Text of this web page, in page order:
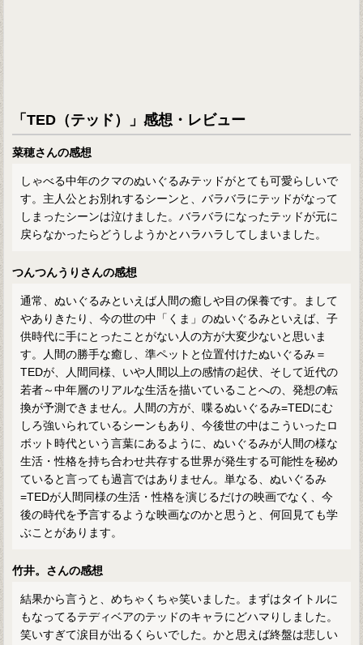
「TED（テッド）」感想・レビュー
菜穂さんの感想
しゃべる中年のクマのぬいぐるみテッドがとても可愛らしいで
す。主人公とお別れするシーンと、バラバラにテッドがなって
しまったシーンは泣けました。バラバラになったテッドが元に
戻らなかったらどうしようかとハラハラしてしまいました。
つんつんうりさんの感想
通常、ぬいぐるみといえば人間の癒しや目の保養です。まして
やありきたり、今の世の中「くま」のぬいぐるみといえば、子
供時代に手にとったことがない人の方が大変少ないと思いま
す。人間の勝手な癒し、準ペットと位置付けたぬいぐるみ＝
TEDが、人間同様、いや人間以上の感情の起伏、そして近代の
若者～中年層のリアルな生活を描いていることへの、発想の転
換が予測できません。人間の方が、喋るぬいぐるみ=TEDにむ
しろ強いられているシーンもあり、今後世の中はこういったロ
ボット時代という言葉にあるように、ぬいぐるみが人間の様な
生活・性格を持ち合わせ共存する世界が発生する可能性を秘め
ていると言っても過言ではありません。単なる、ぬいぐるみ
=TEDが人間同様の生活・性格を演じるだけの映画でなく、今
後の時代を予言するような映画なのかと思うと、何回見ても学
ぶことがあります。
竹井。さんの感想
結果から言うと、めちゃくちゃ笑いました。まずはタイトルに
もなってるテディベアのテッドのキャラにどハマりしました。
笑いすぎて涙目が出るくらいでした。かと思えば終盤は悲しい